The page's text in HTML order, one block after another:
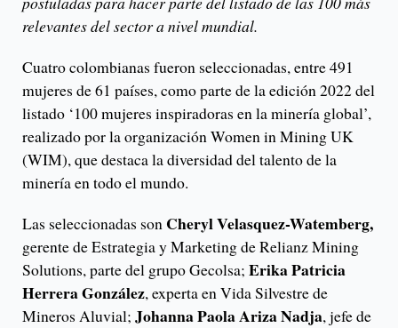
relevantes del sector a nivel mundial.
Cuatro colombianas fueron seleccionadas, entre 491
mujeres de 61 países, como parte de la edición 2022 del
listado ‘100 mujeres inspiradoras en la minería global’,
realizado por la organización Women in Mining UK
(WIM), que destaca la diversidad del talento de la
minería en todo el mundo.
Las seleccionadas son Cheryl Velasquez-Watemberg,
gerente de Estrategia y Marketing de Relianz Mining
Solutions, parte del grupo Gecolsa; Erika Patricia
Herrera González, experta en Vida Silvestre de
Mineros Aluvial; Johanna Paola Ariza Nadja, jefe de